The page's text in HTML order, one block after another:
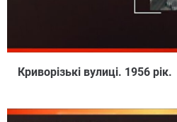
Криворiзькi вулицi. 1956 рiк.